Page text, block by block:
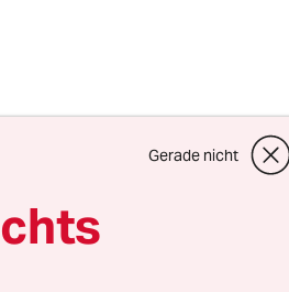
Gerade nicht